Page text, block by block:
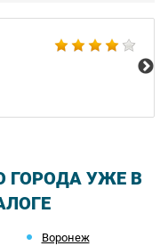
ГОРОДА УЖЕ В
Воронеж